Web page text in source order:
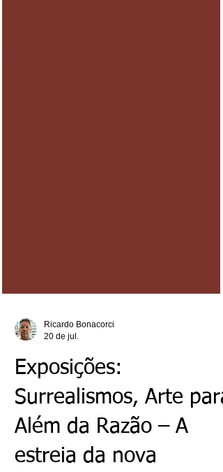
Ricardo Bonacorci
20 de jul.
Exposições:
Surrealismos, Arte para
Além da Razão – A